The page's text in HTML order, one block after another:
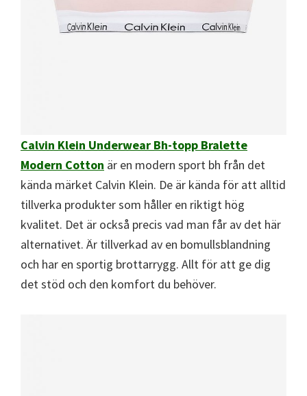
Calvin Klein Underwear Bh-topp Bralette
Modern Cotton är en modern sport bh från det
kända märket Calvin Klein. De är kända för att alltid
tillverka produkter som håller en riktigt hög
kvalitet. Det är också precis vad man får av det här
alternativet. Är tillverkad av en bomullsblandning
och har en sportig brottarrygg. Allt för att ge dig
det stöd och den komfort du behöver.